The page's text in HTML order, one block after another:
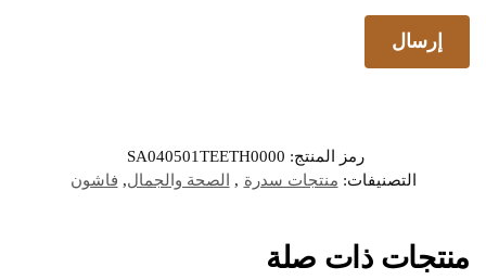
رمز المنتج: SA040501TEETH0000
التصنيفات: منتجات سدرة , الصحة والجمال, فاشون
منتجات ذات صلة